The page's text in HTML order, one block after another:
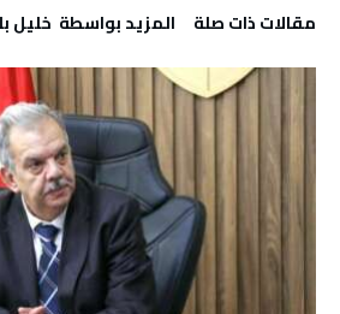
‫مقالات ذات صلة‬ ‫‫المزيد بواسطة‬ ‬ خليل‭ ‬بلحاج‭ ‬علي